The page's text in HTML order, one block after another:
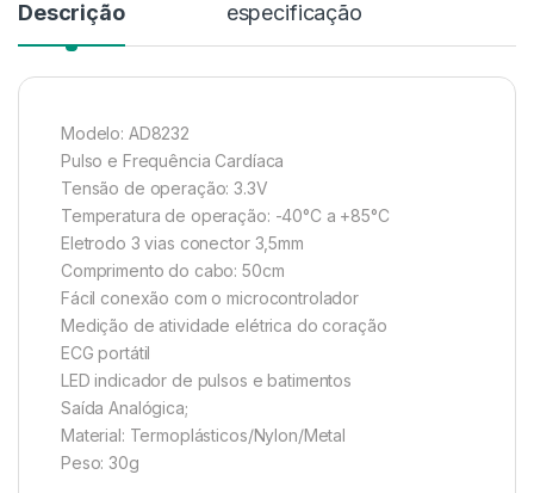
Descrição especificação
Modelo: AD8232
Pulso e Frequência Cardíaca
Tensão de operação: 3.3V
Temperatura de operação: -40°C a +85°C
Eletrodo 3 vias conector 3,5mm
Comprimento do cabo: 50cm
Fácil conexão com o microcontrolador
Medição de atividade elétrica do coração
ECG portátil
LED indicador de pulsos e batimentos
Saída Analógica;
Material: Termoplásticos/Nylon/Metal
Peso: 30g